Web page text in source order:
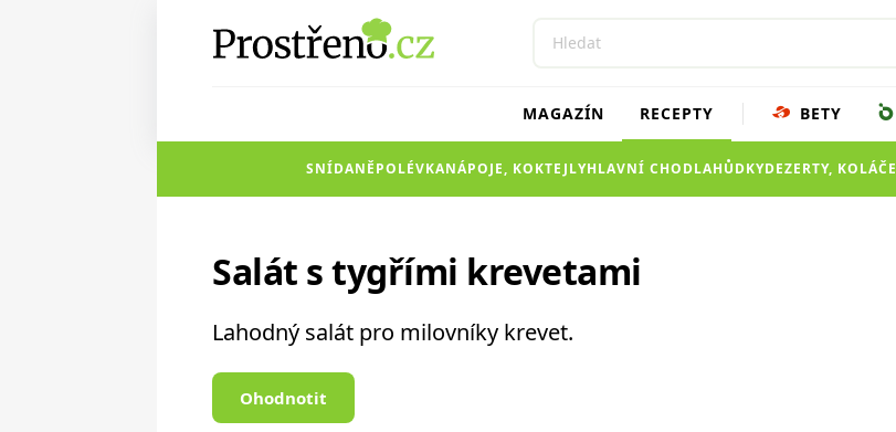
MAGAZÍN RECEPTY BETY
SNÍDANĚPOLÉVKANÁPOJE, KOKTEJLYHLAVNÍ CHODLAHŮDKYDEZERTY, KOLÁČE
Salát s tygřími krevetami
Lahodný salát pro milovníky krevet.
Ohodnotit